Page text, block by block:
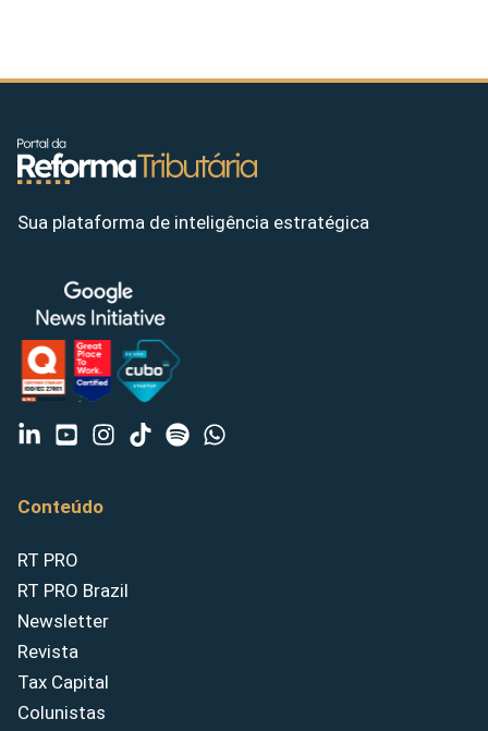
Sua plataforma de inteligência estratégica
Conteúdo
RT PRO
RT PRO Brazil
Newsletter
Revista
Tax Capital
Colunistas